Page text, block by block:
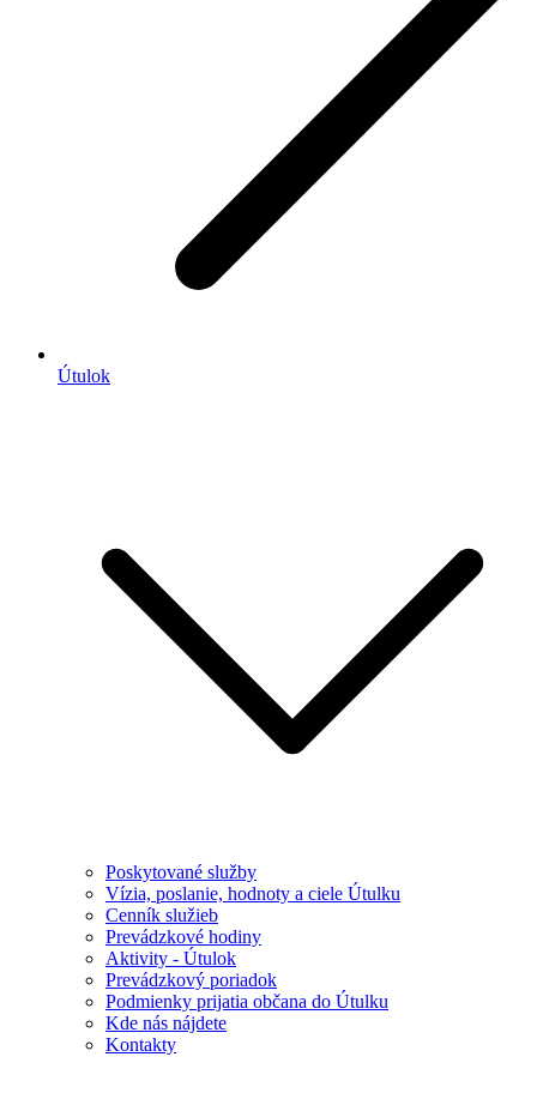
Útulok
Poskytované služby
Vízia, poslanie, hodnoty a ciele Útulku
Cenník služieb
Prevádzkové hodiny
Aktivity - Útulok
Prevádzkový poriadok
Podmienky prijatia občana do Útulku
Kde nás nájdete
Kontakty